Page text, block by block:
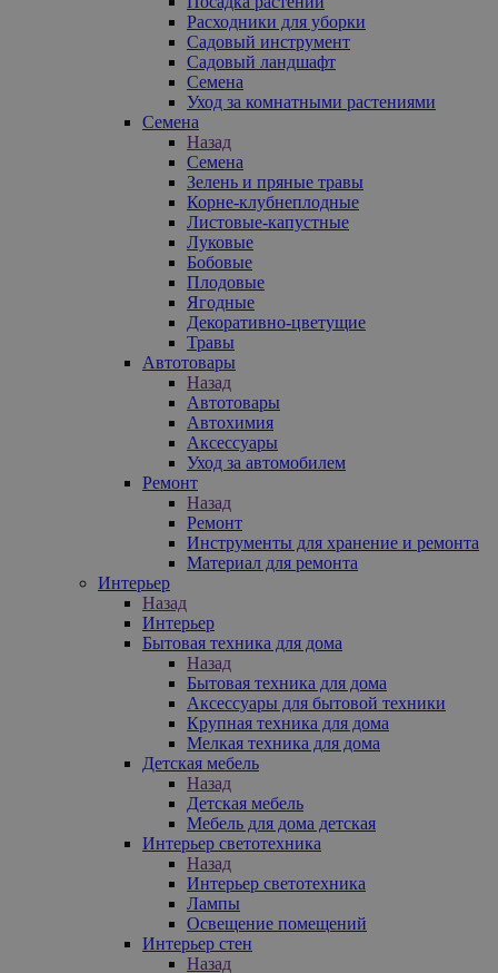
Расходники для уборки
Садовый инструмент
Садовый ландшафт
Семена
Уход за комнатными растениями
Семена
Назад
Семена
Зелень и пряные травы
Корне-клубнеплодные
Листовые-капустные
Луковые
Бобовые
Плодовые
Ягодные
Декоративно-цветущие
Травы
Автотовары
Назад
Автотовары
Автохимия
Аксессуары
Уход за автомобилем
Ремонт
Назад
Ремонт
Инструменты для хранение и ремонта
Материал для ремонта
Интерьер
Назад
Интерьер
Бытовая техника для дома
Назад
Бытовая техника для дома
Аксессуары для бытовой техники
Крупная техника для дома
Мелкая техника для дома
Детская мебель
Назад
Детская мебель
Мебель для дома детская
Интерьер светотехника
Назад
Интерьер светотехника
Лампы
Освещение помещений
Интерьер стен
Назад